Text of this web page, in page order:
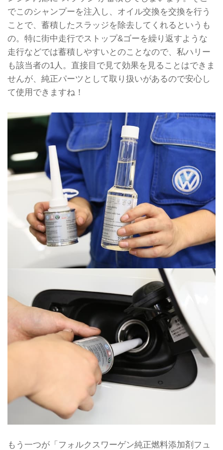
でこのシャンプーを注入し、オイル交換を交換を行う
ことで、蓄積したスラッジを除去してくれるというも
の。特に街中走行でストップ&ゴーを繰り返すような
走行などでは蓄積しやすいとのことなので、私ハリー
も該当者の1人。直接目で見て効果を見ることはできま
せんが、純正パーツとして取り扱いがあるので安心し
て使用できますね！
もう一つが「フォルクスワーゲン純正燃料添加剤フュ